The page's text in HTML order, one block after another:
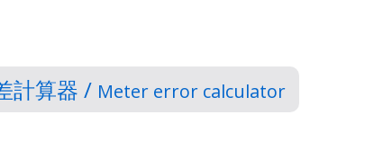
計算器 / Meter error calculator